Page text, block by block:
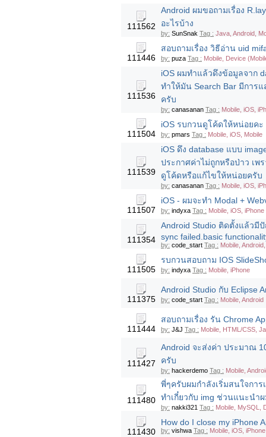
111562
Android ผมขอถามเรื่อง
อะไรบ้าง
by: SunSnak Tag : Java, Android,
111446
สอบถามเรื่อง วิธีอ่าน uid
by: puza Tag : Mobile, Device
111536
iOS ผมทำแล้วดึงข้อมูลจาก
ทำให้มัน Search Bar มีการ
ครับ
by: canasanan Tag : Mobile, iOS,
111504
iOS รบกวนดูโค้ดให้หน่อยค
by: pmars Tag : Mobile, iOS, Mobile
111539
iOS ดึง database แบบ
ประกาศค่าไม่ถูกหรือป่าว เพ
ดูโค้ดหรือแก้ไขให้หน่อยครับ
by: canasanan Tag : Mobile, iOS,
111507
iOS - ผมจะทำ Modal +
by: indyxa Tag : Mobile, iOS, iPhone
111354
Android Studio ติดตั้งแล้วมี
sync failed.basic
by: code_start Tag : Mobile,
111505
รบกวนสอบถาม IOS
by: indyxa Tag : Mobile, iPhone
111375
Android Studio กับ Eclipse
by: code_start Tag : Mobile, Android
111444
สอบถามเรื่อง รัน Chrome
by: J&J Tag : Mobile, HTML/CSS,
111427
Android จะส่งค่า ประมาณ
ครับ
by: hackerdemo Tag : Mobile,
111480
พี่ๆครับผมกำลังเริ่มสนใจกา
ทำเกี๋ยวกับ img ช่วนแนะนำ
by: nakki321 Tag : Mobile, MySQL,
111430
How do I close my iPhone
by: vishwa Tag : Mobile, iOS,